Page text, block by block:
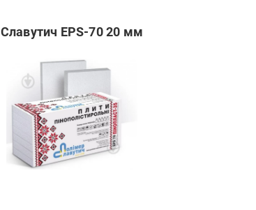
EPS-70 20 мм